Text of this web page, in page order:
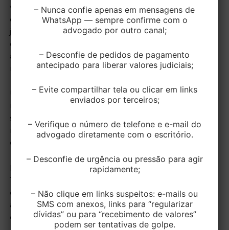
vez por semana e aos domingos do mês. Em 2019, a
ex-funcionária foi dispensada de suas funções, sem
justa causa, devido ao desaparecimento de um
envelope com certa quantia em dinheiro. Alega a
autora, que ocorreu um caso de discriminação, pois a
mesma, havia cumprido pena por receptação.
Uma ex-empregada que estava presente na reunião
realizada pelo proprietário do restaurante, no dia do
suposto furto, confirmou que a dispensa foi baseada
na suspeita, já que a autora era a única funcionária
com antecedentes criminais.
Para a Juíza Elizabeth Bacin Hermes, da 1ª Vara do
Trabalho de Santa Maria, houve a condução errônea
da solução do problema. Afirmou que a autora foi
acusada, sem provas, violando a sua honra, moral e
dignidade.
– Nunca confie apenas em mensagens de
WhatsApp — sempre confirme com o
advogado por outro canal;
– Desconfie de pedidos de pagamento
antecipado para liberar valores judiciais;
– Evite compartilhar tela ou clicar em links
enviados por terceiros;
– Verifique o número de telefone e e-mail do
advogado diretamente com o escritório.
– Desconfie de urgência ou pressão para agir
rapidamente;
– Não clique em links suspeitos: e-mails ou
SMS com anexos, links para “regularizar
dívidas” ou para “recebimento de valores”
podem ser tentativas de golpe.